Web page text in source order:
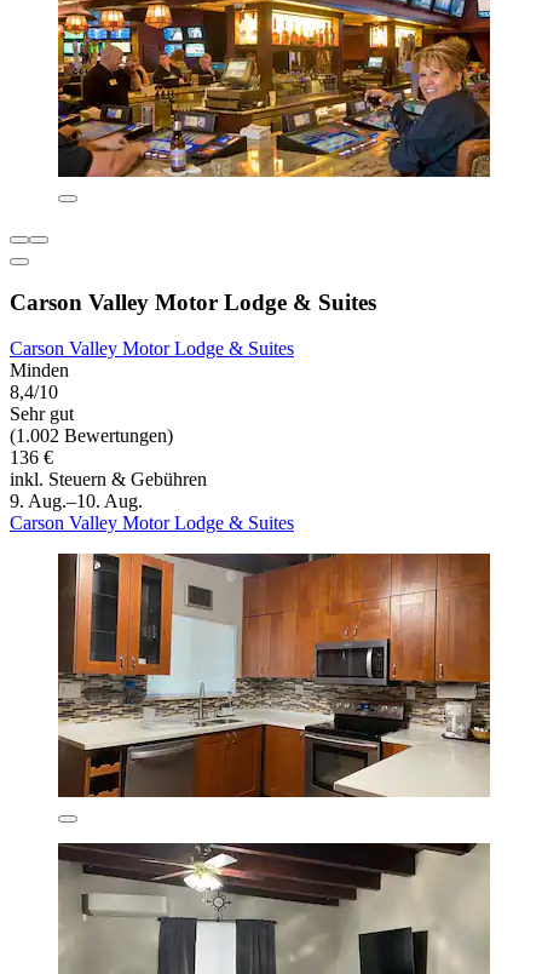
Carson Valley Motor Lodge & Suites
Carson Valley Motor Lodge & Suites
Minden
8,4/10
Sehr gut
(1.002 Bewertungen)
136 €
inkl. Steuern & Gebühren
9. Aug.–10. Aug.
Carson Valley Motor Lodge & Suites